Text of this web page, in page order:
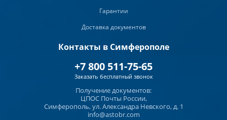
Гарантии
Доставка документов
Контакты в Симферополе
+7 800 511-75-65
Заказать бесплатный звонок
Получение документов:
ЦПОС Почты России,
Симферополь, ул. Александра Невского, д. 1
info@astobr.com